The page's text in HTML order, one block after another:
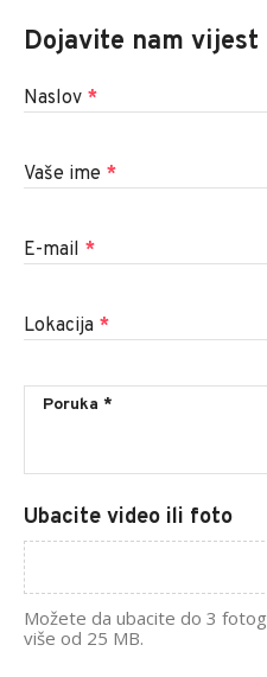
Dojavite nam vijest
Naslov *
Vaše ime *
E-mail *
Lokacija *
Ubacite video ili foto
Možete da ubacite do 3
više od 25 MB.